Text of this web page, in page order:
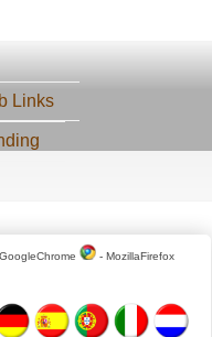
Links
GoogleChrome - MozillaFirefox